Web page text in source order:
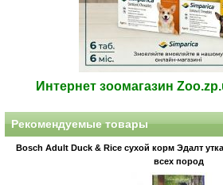
Интернет зоомагазин
Рекомендуемые товары
Bosch Adult Duck & Rice сухой корм Эдалт
всех пород